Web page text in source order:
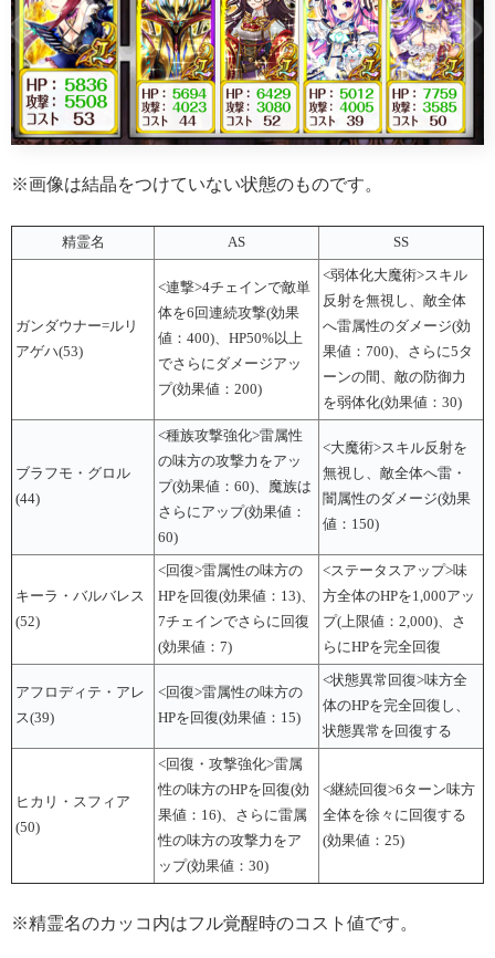
※画像は結晶をつけていない状態のものです。
精霊名 AS SS
ガンダウナー=ルリ
アゲハ(53)
<連撃>4チェインで敵単
体を6回連続攻撃(効果
値：400)、HP50%以上
でさらにダメージアッ
プ(効果値：200)
<弱体化大魔術>スキル
反射を無視し、敵全体
へ雷属性のダメージ(効
果値：700)、さらに5タ
ーンの間、敵の防御力
を弱体化(効果値：30)
ブラフモ・グロル
(44)
<種族攻撃強化>雷属性
の味方の攻撃力をアッ
プ(効果値：60)、魔族は
さらにアップ(効果値：
60)
<大魔術>スキル反射を
無視し、敵全体へ雷・
闇属性のダメージ(効果
値：150)
キーラ・バルバレス
(52)
<回復>雷属性の味方の
HPを回復(効果値：13)、
7チェインでさらに回復
(効果値：7)
<ステータスアップ>味
方全体のHPを1,000アッ
プ(上限値：2,000)、さ
らにHPを完全回復
アフロディテ・アレ
ス(39)
<回復>雷属性の味方の
HPを回復(効果値：15)
<状態異常回復>味方全
体のHPを完全回復し、
状態異常を回復する
ヒカリ・スフィア
(50)
<回復・攻撃強化>雷属
性の味方のHPを回復(効
果値：16)、さらに雷属
性の味方の攻撃力をア
ップ(効果値：30)
<継続回復>6ターン味方
全体を徐々に回復する
(効果値：25)
※精霊名のカッコ内はフル覚醒時のコスト値です。